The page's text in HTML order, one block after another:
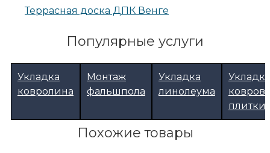
Террасная доска ДПК Венге
Популярные услуги
Укладка
ковролина
Монтаж
фальшпола
Укладка
линолеума
Укладка
плитки
Похожие товары